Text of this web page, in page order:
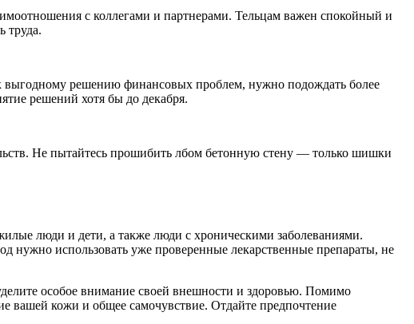
с коллегами и партнерами. Тельцам важен спокойный и
труда.
выгодному решению финансовых проблем, нужно подождать более
решений хотя бы до декабря.
Не пытайтесь прошибить лбом бетонную стену — только шишки
люди и дети, а также люди с хроническими заболеваниями.
нужно использовать уже проверенные лекарственные препараты, не
особое внимание своей внешности и здоровью. Помимо
вашей кожи и общее самочувствие. Отдайте предпочтение